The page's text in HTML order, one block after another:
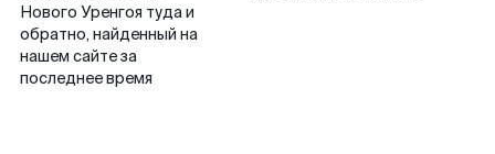
Нового Уренгоя туда и
обратно, найденный на
нашем сайте за
последнее время